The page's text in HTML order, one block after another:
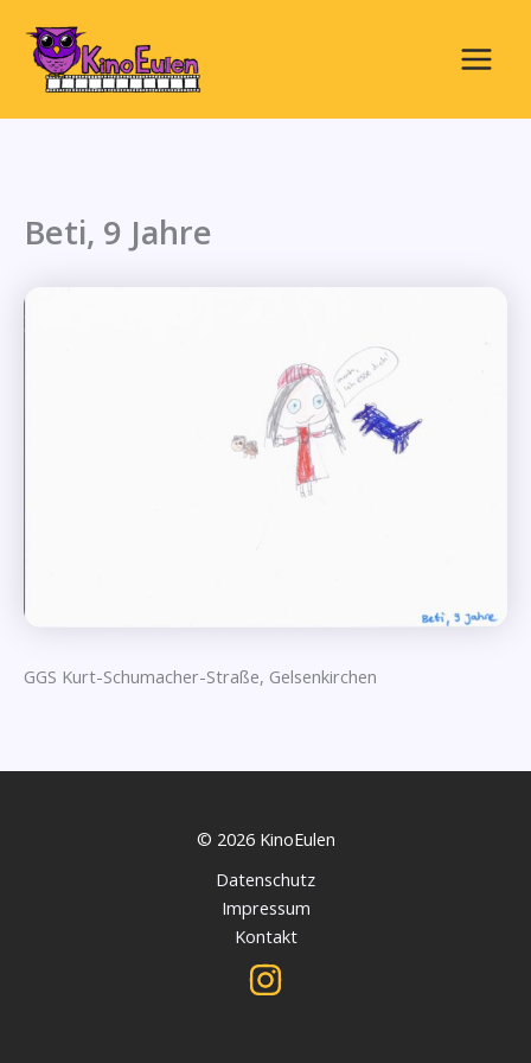
Inhalt
springen
Main
Menu
Beti, 9 Jahre
GGS Kurt-Schumacher-Straße, Gelsenkirchen
© 2026 KinoEulen
Datenschutz
Impressum
Kontakt